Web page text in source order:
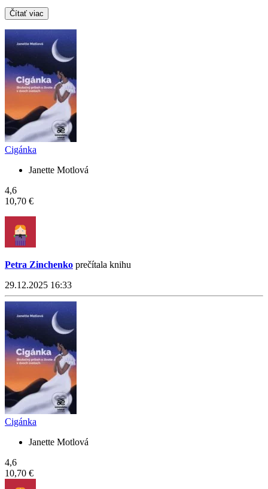
Čítať viac
Cigánka
Janette Motlová
4,6
10,70 €
Petra Zinchenko prečítala knihu
29.12.2025 16:33
Cigánka
Janette Motlová
4,6
10,70 €